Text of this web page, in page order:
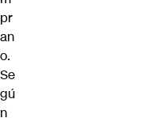
pr
an
o.
Se
gú
n